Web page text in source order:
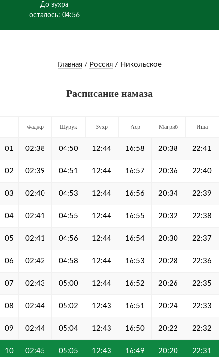
До зухра
осталось: 04:56
Главная/ Россия/ Никольское
Расписание намаза
Фаджр Шурук Зухр Аср Магриб Иша
01 02:38 04:50 12:44 16:58 20:38 22:41
02 02:39 04:51 12:44 16:57 20:36 22:40
03 02:40 04:53 12:44 16:56 20:34 22:39
04 02:41 04:55 12:44 16:55 20:32 22:38
05 02:41 04:56 12:44 16:54 20:30 22:37
06 02:42 04:58 12:44 16:53 20:28 22:36
07 02:43 05:00 12:44 16:52 20:26 22:35
08 02:44 05:02 12:43 16:51 20:24 22:33
09 02:44 05:04 12:43 16:50 20:22 22:32
10 02:45 05:05 12:43 16:49 20:20 22:31